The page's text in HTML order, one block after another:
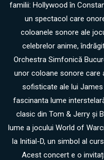
familii: Hollywood în
un spectacol care
coloanele sonore ale
celebrelor anime,
Orchestra Simfonică
unor coloane sonore care
sofisticate ale lui James
fascinanta lume
clasic din Tom & Jerry și
lume a jocului World of
la Initial-D, un simbol al
Acest concert e o